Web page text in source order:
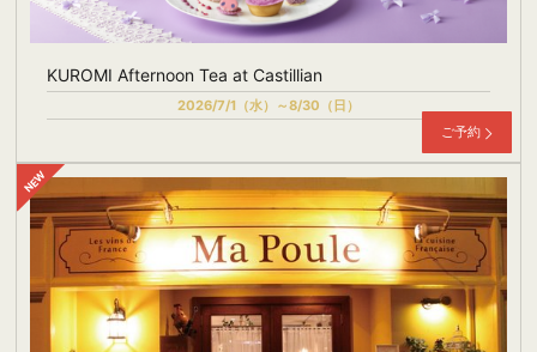
KUROMI Afternoon Tea at Castillian
2026/7/1（水）～8/30（日）
ご予約